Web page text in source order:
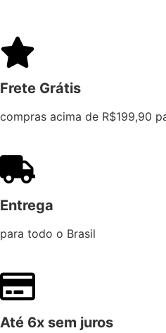
Frete Grátis
compras acima de R$199,90
Entrega
para todo o Brasil
Até 6x sem juros